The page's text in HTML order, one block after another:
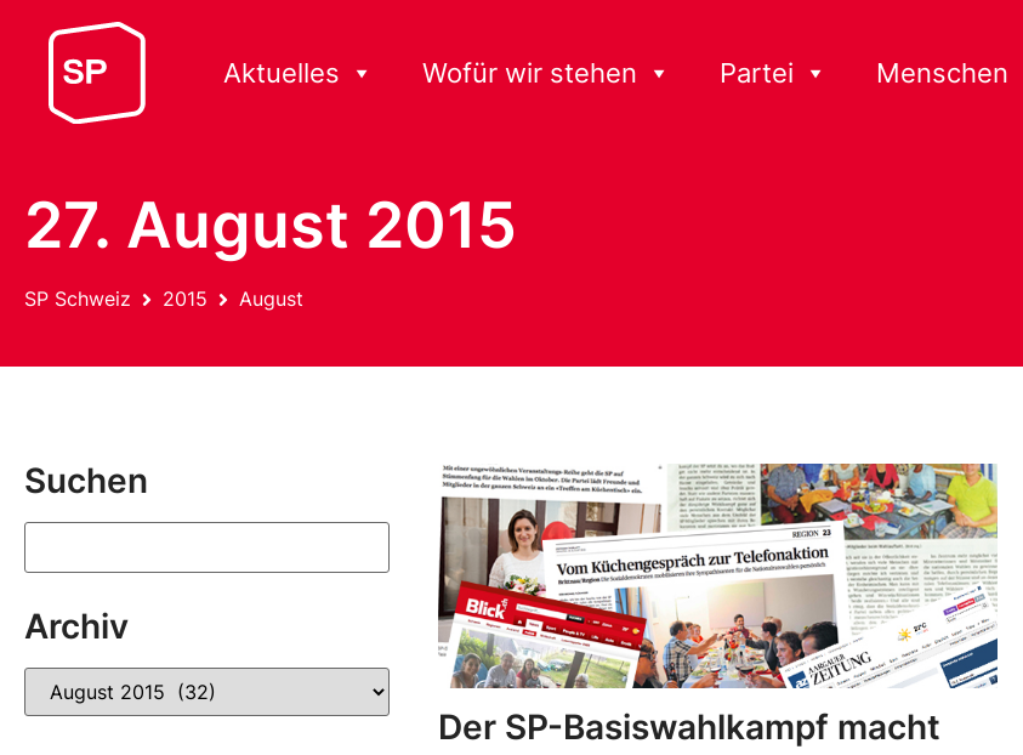
Aktuelles Wofür wir stehen Partei Menschen
27. August 2015
SP Schweiz 2015 August
Suchen
Archiv
Der SP-Basiswahlkampf macht